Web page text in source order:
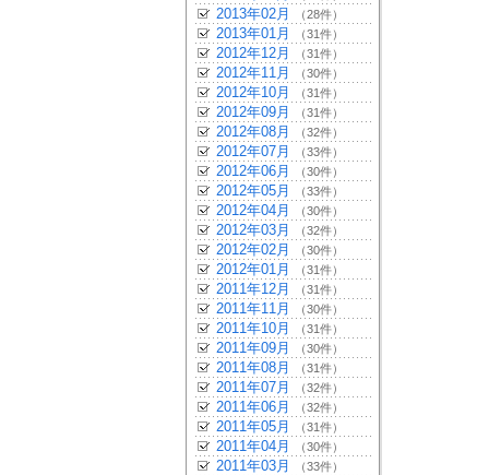
2013年02月 （28件）
2013年01月 （31件）
2012年12月 （31件）
2012年11月 （30件）
2012年10月 （31件）
2012年09月 （31件）
2012年08月 （32件）
2012年07月 （33件）
2012年06月 （30件）
2012年05月 （33件）
2012年04月 （30件）
2012年03月 （32件）
2012年02月 （30件）
2012年01月 （31件）
2011年12月 （31件）
2011年11月 （30件）
2011年10月 （31件）
2011年09月 （30件）
2011年08月 （31件）
2011年07月 （32件）
2011年06月 （32件）
2011年05月 （31件）
2011年04月 （30件）
2011年03月 （33件）